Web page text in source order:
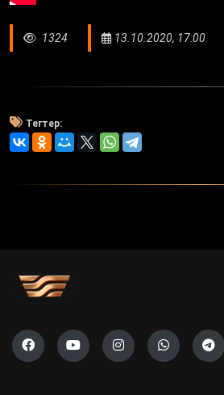
1324 13.10.2020, 17:00
Тегтер: